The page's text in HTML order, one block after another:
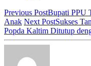
Previous PostBupati PPU
Anak Next PostSukses
Popda Kaltim Ditutup